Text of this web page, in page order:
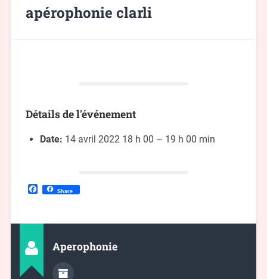
apérophonie clarli
Détails de l'événement
Date: 14 avril 2022 18 h 00 – 19 h 00 min
Facebook
Share
Aperophonie